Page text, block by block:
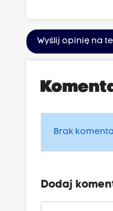
Wyślij opinię na
Brak
Dodaj